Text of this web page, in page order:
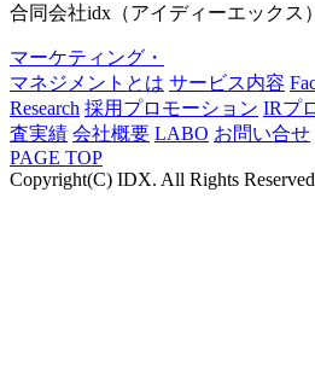
合同会社idx（アイディーエックス）
マーケティング・
マネジメントとは サービス内容
Research 採用プロモーション IRプ
査実績 会社概要 LABO お問い合せ
PAGE TOP
Copyright(C) IDX. All Rights